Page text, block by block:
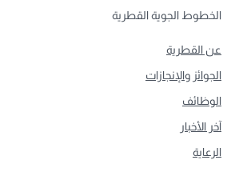
الخطوط الجوية القطرية
عن القطرية
الجوائز والإنجازات
الوظائف
آخر الأخبار
الرعاية